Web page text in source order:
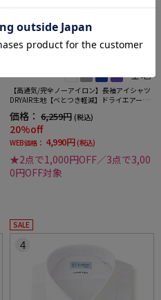
全4色
【高通気/完全ノーアイロン】長袖アイシャツ
DRYAIR生地【べとつき軽減】ドライエアー刺
トレッチ防汚効果吸汗速乾ワイシャツ春夏
価格： 6,259円 (税込)
20%off
WEB価格： 4,990円 (税込)
★2点で1,000円OFF／3点で3,00
0円OFF対象
SALE
4